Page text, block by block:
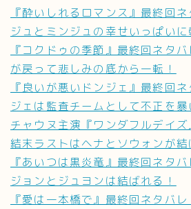
『酔いしれるロマンス』最終回
ジュとミンジュの幸せいっぱいに
『コクドゥの季節』最終回ネタ
が戻って悲しみの底から一転！
『良いが悪いドンジェ』最終回
ジェは監査チームとして不正を暴
チャウヌ主演『ワンダフルデイズ
結末ラストはヘナとソウォンが結
『あいつは黒炎竜』最終回ネタ
ジョンとジュヨンは結ばれる！
『愛は一本橋で』最終回ネタバ